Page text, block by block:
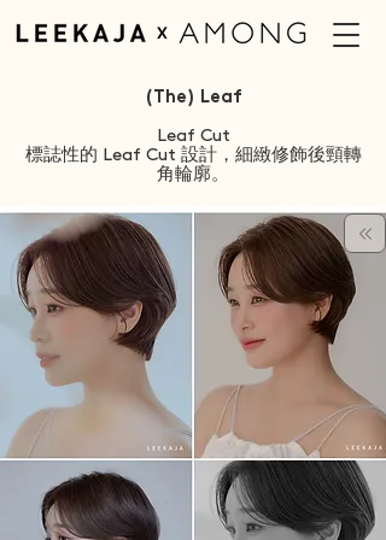
(The) Leaf
Leaf Cut
標誌性的 Leaf Cut 設計，細緻修飾後頸轉
角輪廓。